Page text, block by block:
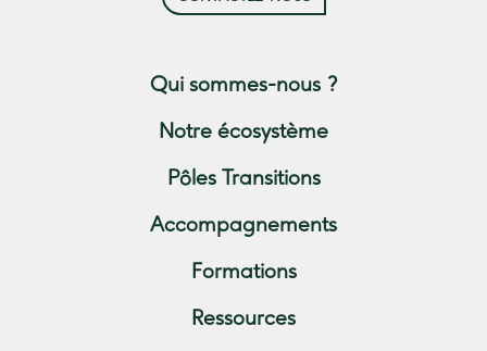
Qui sommes-nous ?
Notre écosystème
Pôles Transitions
Accompagnements
Formations
Ressources